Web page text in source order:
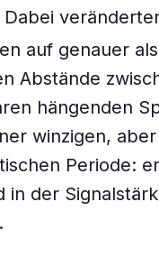
auf genauer als
Abstände
hängenden
winzigen, aber
Periode:
in der